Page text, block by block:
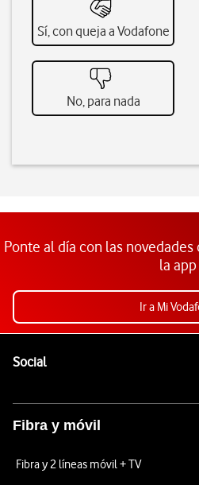
Sí, con queja a Vodafone
No, para nada
Ponte al día con las
la app
Ir a Mi
SocialEnlaces a las redes sociales
Fibra y móvil
Fibra y 2 líneas móvil + TV